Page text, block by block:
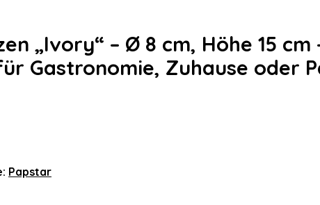
„Ivory“ – Ø 8 cm, Höhe 15
Gastronomie, Zuhause oder
Papstar